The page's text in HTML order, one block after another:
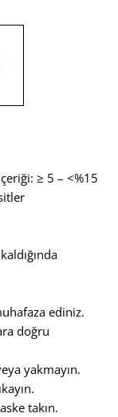
≥ 5 – <%15
ediniz.
doğru
yakmayın.
takın.